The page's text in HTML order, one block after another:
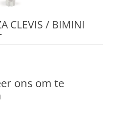
CLEVIS / BIMINI
ons om te